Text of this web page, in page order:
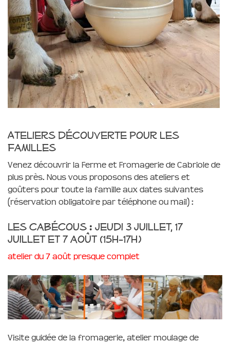
Ateliers découverte pour les
familles
Venez découvrir la Ferme et Fromagerie de Cabriole de
plus près. Nous vous proposons des ateliers et
goûters pour toute la famille aux dates suivantes
(réservation obligatoire par téléphone ou mail) :
Les cabécous : jeudi 3 juillet, 17
juillet et 7 août (15h-17h)
atelier du 7 août presque complet
Visite guidée de la fromagerie, atelier moulage de